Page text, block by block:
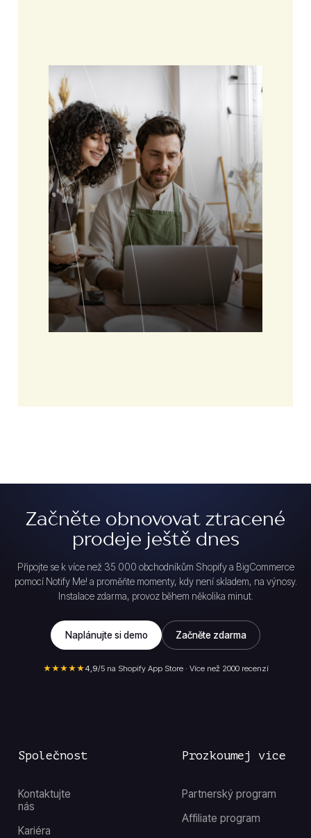
Začněte obnovovat ztracené
prodeje ještě dnes
Připojte se k více než 35 000 obchodníkům Shopify a BigCommerce
pomocí Notify Me! a proměňte momenty, kdy není skladem, na výnosy.
Instalace zdarma, provoz během několika minut.
Naplánujte si demo Začněte zdarma
★★★★★4,9/5 na Shopify App Store · Více než 2000 recenzí
Společnost
Kontaktujte
nás
Kariéra
Prozkoumej více
Partnerský program
Affiliate program